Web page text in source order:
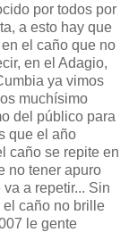
por todos por
a esto hay que
el caño que no
en el Adagio,
ya vimos
muchísimo
del público para
que el año
caño se repite en
no tener apuro
a repetir... Sin
caño no brille
le gente